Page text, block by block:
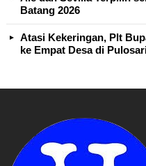
Batang 2026
Atasi Kekeringan, Plt
ke Empat Desa di